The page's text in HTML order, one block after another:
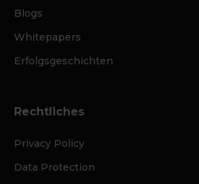
Blogs
Whitepapers
Erfolgsgeschichten
Rechtliches
Privacy Policy
Data Protection